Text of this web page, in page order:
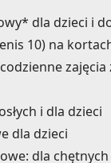
dla dzieci i
10) na
i dla dzieci
dla dzieci
dla